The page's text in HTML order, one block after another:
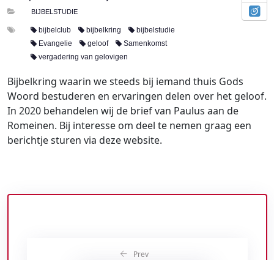
BIJBELSTUDIE
bijbelclub bijbelkring
bijbelstudie
Evangelie
geloof
Samenkomst
vergadering van gelovigen
Bijbelkring waarin we steeds bij iemand thuis Gods
Woord bestuderen en ervaringen delen over het geloof.
In 2020 behandelen wij de brief van Paulus aan de
Romeinen. Bij interesse om deel te nemen graag een
berichtje sturen via deze website.
Prev